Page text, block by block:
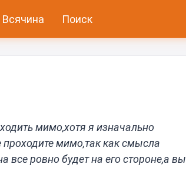
Всячина Поиск
мимо,хотя я изначально
мимо,так как смысла
все ровно будет на его стороне,а вы